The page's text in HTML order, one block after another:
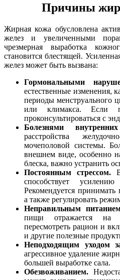
Причины
Жирная кожа обусловлена
желез и увеличенными
чрезмерная выработка
становится блестящей.
желез может быть вызвана:
Гормональными
естественные изменения,
периоды менструального
или климакса. Если
проконсультироваться с
Болезнями
расстройства
мочеполовой системы.
внешнем виде, особенно
блеска, важно устранить
Постоянным стрессом.
способствует
Рекомендуется
а также регулировать
Неправильным
пищи отражается на
пересмотреть рацион и
и другие полезные
Неподходящим уходом
агрессивное удаление
большей выработке сала.
Обезвоживанием.